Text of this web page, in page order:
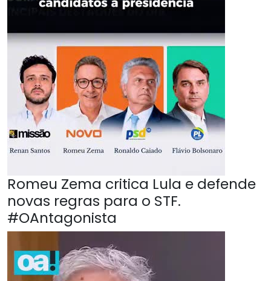
Romeu Zema critica Lula e defende
novas regras para o STF.
#OAntagonista